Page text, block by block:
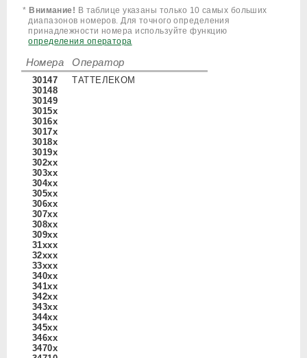
* Внимание! В таблице указаны только 10 самых больших
диапазонов номеров. Для точного определения
принадлежности номера используйте функцию
определения оператора
Номера Оператор
30147
30148
30149
3015x
3016x
3017x
3018x
3019x
302xx
303xx
304xx
305xx
306xx
307xx
308xx
309xx
31xxx
32xxx
33xxx
340xx
341xx
342xx
343xx
344xx
345xx
346xx
3470x
ТАТТЕЛЕКОМ